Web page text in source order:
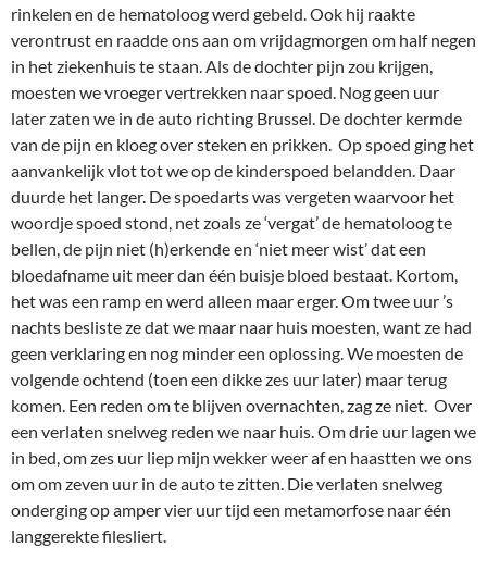
rinkelen en de hematoloog werd gebeld. Ook hij raakte
verontrust en raadde ons aan om vrijdagmorgen om half negen
in het ziekenhuis te staan. Als de dochter pijn zou krijgen,
moesten we vroeger vertrekken naar spoed. Nog geen uur
later zaten we in de auto richting Brussel. De dochter kermde
van de pijn en kloeg over steken en prikken. Op spoed ging het
aanvankelijk vlot tot we op de kinderspoed belandden. Daar
duurde het langer. De spoedarts was vergeten waarvoor het
woordje spoed stond, net zoals ze ‘vergat’ de hematoloog te
bellen, de pijn niet (h)erkende en ‘niet meer wist’ dat een
bloedafname uit meer dan één buisje bloed bestaat. Kortom,
het was een ramp en werd alleen maar erger. Om twee uur ’s
nachts besliste ze dat we maar naar huis moesten, want ze had
geen verklaring en nog minder een oplossing. We moesten de
volgende ochtend (toen een dikke zes uur later) maar terug
komen. Een reden om te blijven overnachten, zag ze niet. Over
een verlaten snelweg reden we naar huis. Om drie uur lagen we
in bed, om zes uur liep mijn wekker weer af en haastten we ons
om om zeven uur in de auto te zitten. Die verlaten snelweg
onderging op amper vier uur tijd een metamorfose naar één
langgerekte filesliert.